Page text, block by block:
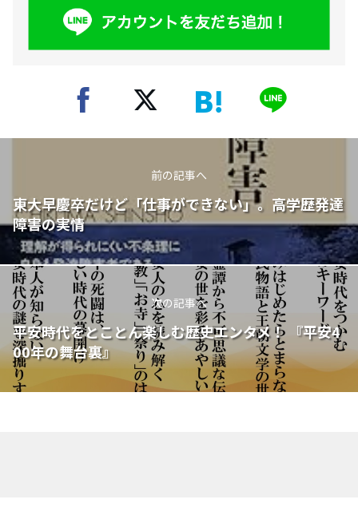
前の記事へ
東大早慶卒だけど「仕事ができない」。高学歴発達
障害の実情
次の記事へ
平安時代をとことん楽しむ歴史エンタメ！ 『平安4
00年の舞台裏』